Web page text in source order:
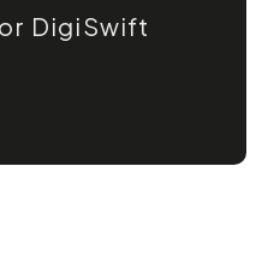
DigiSwift